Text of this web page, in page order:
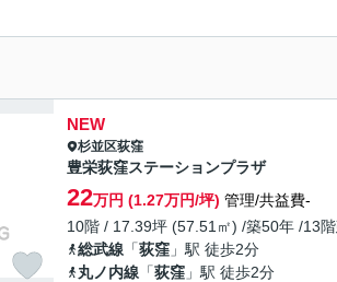
NEW
杉並区荻窪
豊栄荻窪ステーションプラザ
22万円 (1.27万円/坪) 管理/共益費-
10階 / 17.39坪 (57.51㎡) /築50年 /13
総武線 「荻窪 」駅 徒歩2分
丸ノ内線 「荻窪 」駅 徒歩2分